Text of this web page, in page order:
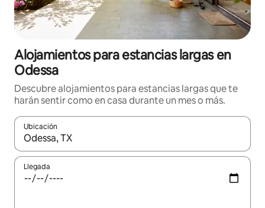
Alojamientos para estancias largas en
Odessa
Descubre alojamientos para estancias largas que te
harán sentir como en casa durante un mes o más.
Ubicación
Cuando los resultados estén disponibles, podrás navegar
Llegada